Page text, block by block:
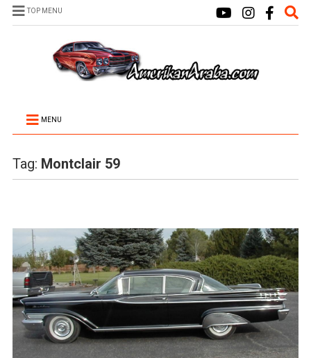
TOP MENU
MENU
Tag: Montclair 59